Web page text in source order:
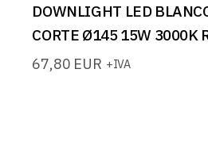
DOWNLIGHT LED
CORTE Ø145 15W 3000K
67,80 EUR +IVA